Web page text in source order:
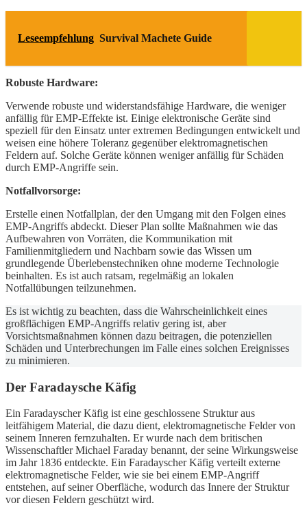
Leseempfehlung Survival Machete Guide
Robuste Hardware:
Verwende robuste und widerstandsfähige Hardware, die weniger
anfällig für EMP-Effekte ist. Einige elektronische Geräte sind
speziell für den Einsatz unter extremen Bedingungen entwickelt und
weisen eine höhere Toleranz gegenüber elektromagnetischen
Feldern auf. Solche Geräte können weniger anfällig für Schäden
durch EMP-Angriffe sein.
Notfallvorsorge:
Erstelle einen Notfallplan, der den Umgang mit den Folgen eines
EMP-Angriffs abdeckt. Dieser Plan sollte Maßnahmen wie das
Aufbewahren von Vorräten, die Kommunikation mit
Familienmitgliedern und Nachbarn sowie das Wissen um
grundlegende Überlebenstechniken ohne moderne Technologie
beinhalten. Es ist auch ratsam, regelmäßig an lokalen
Notfallübungen teilzunehmen.
Es ist wichtig zu beachten, dass die Wahrscheinlichkeit eines
großflächigen EMP-Angriffs relativ gering ist, aber
Vorsichtsmaßnahmen können dazu beitragen, die potenziellen
Schäden und Unterbrechungen im Falle eines solchen Ereignisses
zu minimieren.
Der Faradaysche Käfig
Ein Faradayscher Käfig ist eine geschlossene Struktur aus
leitfähigem Material, die dazu dient, elektromagnetische Felder von
seinem Inneren fernzuhalten. Er wurde nach dem britischen
Wissenschaftler Michael Faraday benannt, der seine Wirkungsweise
im Jahr 1836 entdeckte. Ein Faradayscher Käfig verteilt externe
elektromagnetische Felder, wie sie bei einem EMP-Angriff
entstehen, auf seiner Oberfläche, wodurch das Innere der Struktur
vor diesen Feldern geschützt wird.